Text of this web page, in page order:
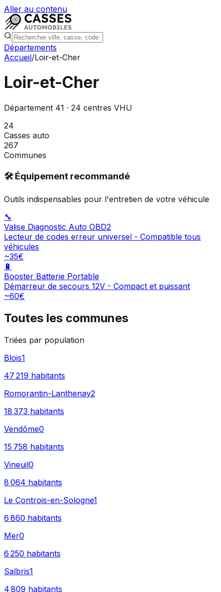
Aller au contenu
Départements
Accueil/Loir-et-Cher
Loir-et-Cher
Département 41 · 24 centres VHU
24
Casses auto
267
Communes
🛠️ Équipement recommandé
Outils indispensables pour l'entretien de votre véhicule
🔧
Valise Diagnostic Auto OBD2
Lecteur de codes erreur universel - Compatible tous
véhicules
~35€
🔋
Booster Batterie Portable
Démarreur de secours 12V - Compact et puissant
~60€
Toutes les communes
Triées par population
Blois1
47 219 habitants
Romorantin-Lanthenay2
18 373 habitants
Vendôme0
15 758 habitants
Vineuil0
8 064 habitants
Le Controis-en-Sologne1
6 860 habitants
Mer0
6 250 habitants
Salbris1
4 809 habitants